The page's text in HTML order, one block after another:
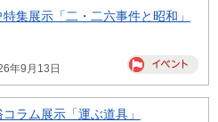
特集展示「二・二六事件と昭和」
年9月13日
コラム展示「運ぶ道具」